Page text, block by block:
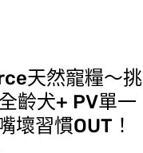
天然寵糧〜挑
齡犬+ PV單一
壞習慣OUT！